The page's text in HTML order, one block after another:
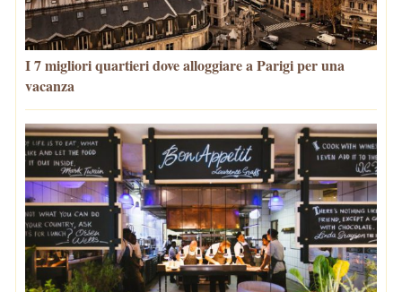
I 7 migliori quartieri dove alloggiare a Parigi per una
vacanza